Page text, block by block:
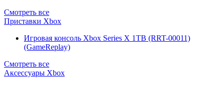
Смотреть все
Приставки Xbox
Игровая консоль Xbox Series X 1TB (RRT-00011)
(GameReplay)
Смотреть все
Аксессуары Xbox